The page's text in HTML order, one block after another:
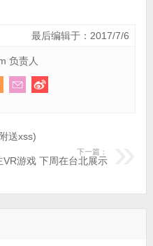
最后编辑于：2017/7/6
负责人
送xss)
下一篇：
VR游戏 下周在台北展示